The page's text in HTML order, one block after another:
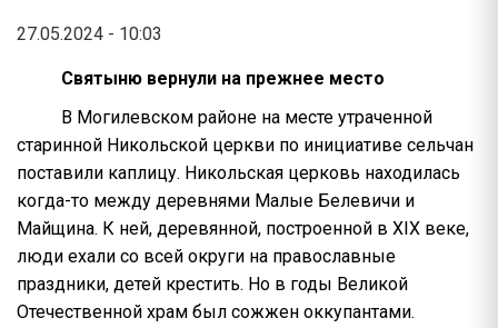
27.05.2024 - 10:03
Святыню вернули на прежнее место
В Могилевском районе на месте утраченной
старинной Никольской церкви по инициативе сельчан
поставили каплицу. Никольская церковь находилась
когда-то между деревнями Малые Белевичи и
Майщина. К ней, деревянной, построенной в XIX веке,
люди ехали со всей округи на православные
праздники, детей крестить. Но в годы Великой
Отечественной храм был сожжен оккупантами.